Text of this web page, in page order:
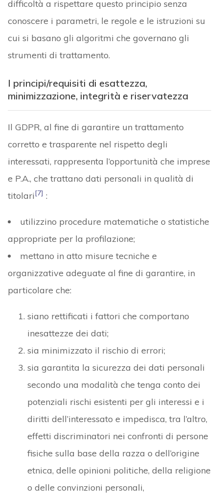
difficoltà a rispettare questo principio senza
conoscere i parametri, le regole e le istruzioni su
cui si basano gli algoritmi che governano gli
strumenti di trattamento.
I principi/requisiti di esattezza,
minimizzazione, integrità e riservatezza
Il GDPR, al fine di garantire un trattamento
corretto e trasparente nel rispetto degli
interessati, rappresenta l’opportunità che imprese
e P.A., che trattano dati personali in qualità di
titolari[7] :
utilizzino procedure matematiche o statistiche
appropriate per la profilazione;
mettano in atto misure tecniche e
organizzative adeguate al fine di garantire, in
particolare che:
siano rettificati i fattori che comportano
inesattezze dei dati;
sia minimizzato il rischio di errori;
sia garantita la sicurezza dei dati personali
secondo una modalità che tenga conto dei
potenziali rischi esistenti per gli interessi e i
diritti dell’interessato e impedisca, tra l’altro,
effetti discriminatori nei confronti di persone
fisiche sulla base della razza o dell’origine
etnica, delle opinioni politiche, della religione
o delle convinzioni personali,